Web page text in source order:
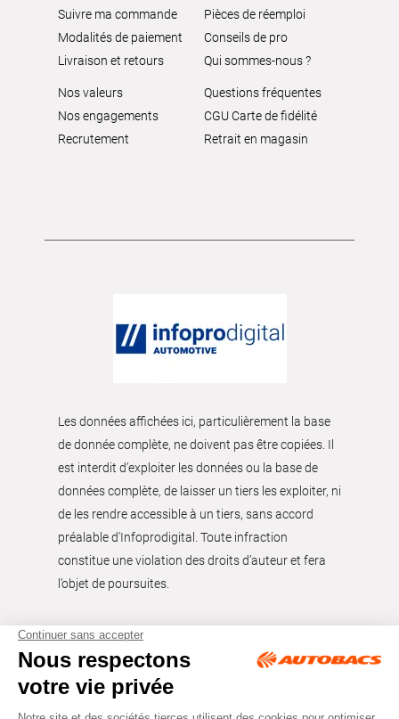
Suivre ma commande
Modalités de paiement
Livraison et retours
Pièces de réemploi
Conseils de pro
Qui sommes-nous ?
Nos valeurs
Nos engagements
Recrutement
Questions fréquentes
CGU Carte de fidélité
Retrait en magasin
Les données affichées ici, particulièrement la base
de donnée complète, ne doivent pas être copiées. Il
est interdit d’exploiter les données ou la base de
données complète, de laisser un tiers les exploiter, ni
de les rendre accessible à un tiers, sans accord
préalable d'Infoprodigital. Toute infraction
constitue une violation des droits d’auteur et fera
l’objet de poursuites.